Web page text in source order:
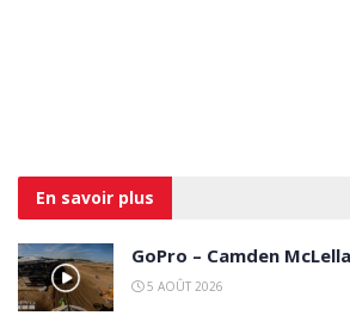
En savoir plus
GoPro – Camden
5 AOÛT 2026